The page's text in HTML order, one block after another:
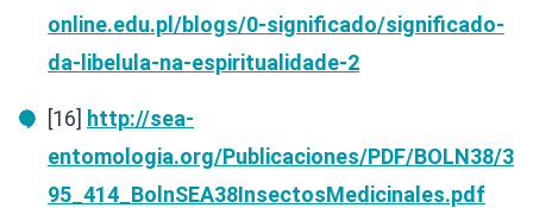
online.edu.pl/blogs/0-significado/significado-
da-libelula-na-espiritualidade-2
[16] http://sea-
entomologia.org/Publicaciones/PDF/BOLN38/3
95_414_BolnSEA38InsectosMedicinales.pdf